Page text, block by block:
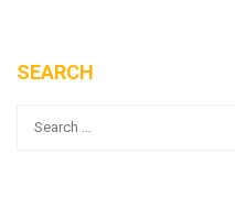
SEARCH